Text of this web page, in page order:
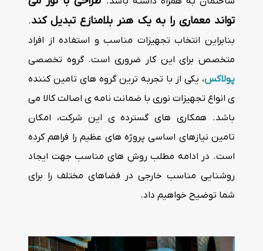
تواند معماری را به یک هنر بلامنازع تبدیل کند.
بنابراین انتخاب تجهیزات مناسب و استفاده از افراد
متخصص برای این کار ضروری است. گروه تخصصی
پولاکس، یکی از با تجربه ترین گروه های تامین کننده
ی انواع تجهیزات نوری با ضمانت نامه ی اصالت کالا می
باشد. همکاری های گسترده ی این شرکت، امکان
تامین نیازهای اساسی پروژه های عظیم را فراهم کرده
است. در ادامه مطلب روش های مناسب جهت ایجاد
روشنایی مناسب خارجی در فضاهای مختلف را برای
شما توضیح خواهیم داد.